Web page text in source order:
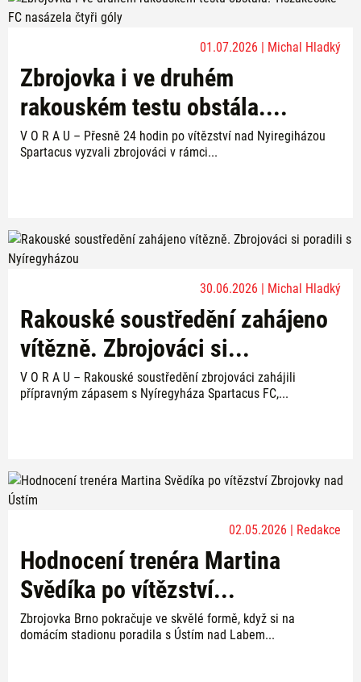
01.07.2026 | Michal Hladký
Zbrojovka i ve druhém
rakouském testu obstála....
V O R A U – Přesně 24 hodin po vítězství nad Nyiregiházou
Spartacus vyzvali zbrojováci v rámci...
30.06.2026 | Michal Hladký
Rakouské soustředění zahájeno
vítězně. Zbrojováci si...
V O R A U – Rakouské soustředění zbrojováci zahájili
přípravným zápasem s Nyíregyháza Spartacus FC,...
02.05.2026 | Redakce
Hodnocení trenéra Martina
Svědíka po vítězství...
Zbrojovka Brno pokračuje ve skvělé formě, když si na
domácím stadionu poradila s Ústím nad Labem...